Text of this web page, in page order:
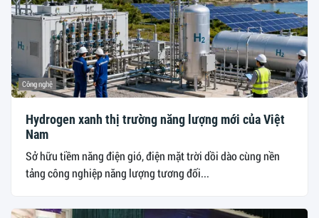
Công nghệ
Hydrogen xanh thị trường năng lượng mới của Việt
Nam
Sở hữu tiềm năng điện gió, điện mặt trời dồi dào cùng nền
tảng công nghiệp năng lượng tương đối...